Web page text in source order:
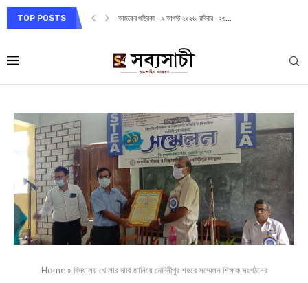
TOP POSTS আজকের পত্রিকা – ৯ আগস্ট ২০২৬, রবিবার– ২৩...
Home» বিদ্যালয় খোলার দাবি জানিয়ে মেদিনীপুর শহরে সম্মেলন শিক্ষক সংগঠনের